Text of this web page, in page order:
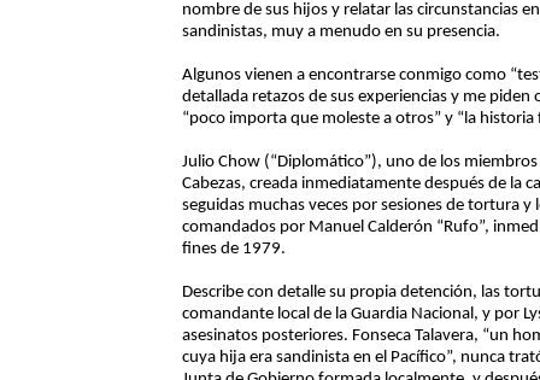
nombre de sus hijos y relatar las circunstancias
sandinistas, muy a menudo en su presencia.
Algunos vienen a encontrarse conmigo como
detallada retazos de sus experiencias y me
“poco importa que moleste a otros” y “la historia
Julio Chow (“Diplomático”), uno de los
Cabezas, creada inmediatamente después de la
seguidas muchas veces por sesiones de tortura
comandados por Manuel Calderón “Rufo”,
fines de 1979.
Describe con detalle su propia detención, las
comandante local de la Guardia Nacional, y por
asesinatos posteriores. Fonseca Talavera, “un
cuya hija era sandinista en el Pacífico”, nunca